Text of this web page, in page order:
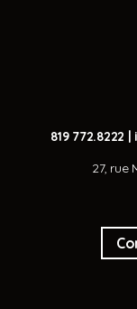
819 772.8222 |
27, rue